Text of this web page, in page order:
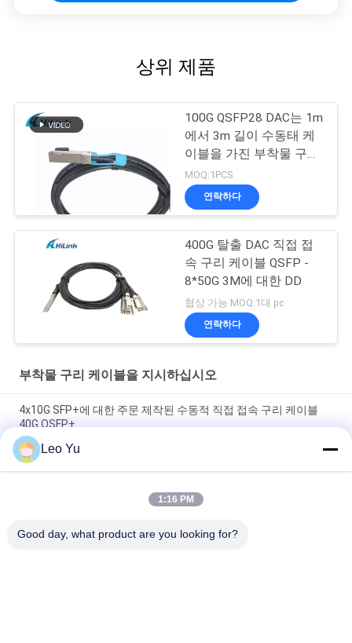
상위 제품
100G QSFP28 DAC는 1m
에서 3m 길이 수동태 케
이블을 가진 부착물 구리
케이블을 지시합니다
MOQ:1PCS
연락하다
400G 탈출 DAC 직접 접
속 구리 케이블 QSFP -
8*50G 3M에 대한 DD
협상 가능 MOQ:1대 pc
연락하다
부착물 구리 케이블을 지시하십시오
4x10G SFP+에 대한 주문 제작된 수동적 직접 접속 구리 케이블
40G QSFP+
브랜드 호환성 200G QSFP56 수동 직접 연결 구리 트윈엑스 케이
블 2M PVC QSFP56 200G DAC 케이블
40G QSFP+ to 4*10G SFP+ 5M 패시브 다이렉트 어태치 구리
Leo Yu
1:16 PM
Good day, what product are you looking for?